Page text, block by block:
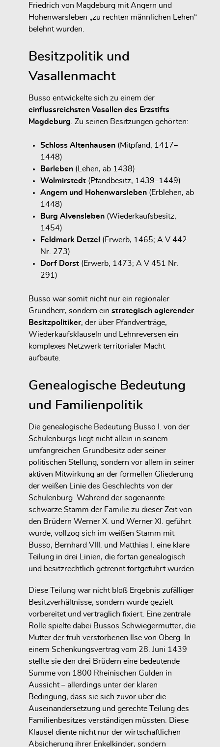
Friedrich von Magdeburg mitAngern und
Hohenwarsleben „zu rechten männlichen Lehen“
belehnt wurden.
Besitzpolitik und
Vasallenmacht
Busso entwickelte sich zu einem der
einflussreichsten Vasallen des Erzstifts
Magdeburg . Zu seinen Besitzungen gehörten:
Schloss Altenhausen (Mitpfand, 1417–
1448)
Barleben (Lehen, ab 1438)
Wolmirstedt (Pfandbesitz, 1439–1449)
Angern und Hohenwarsleben (Erblehen, ab
1448)
Burg Alvensleben (Wiederkaufsbesitz,
1454)
Feldmark Detzel
(Erwerb, 1465; A V 442
Nr. 273)
Dorf Dorst (Erwerb, 1473; A V 451 Nr.
291)
Busso war somit nicht nur ein regionaler
Grundherr, sondern ein strategisch agierender
Besitzpolitiker, der über Pfandverträge,
Wiederkaufsklauseln und Lehnreversen ein
komplexes Netzwerk territorialer Macht
aufbaute.
Genealogische Bedeutung
und Familienpolitik
Die genealogische Bedeutung Busso I. von der
Schulenburgs liegt nicht allein in seinem
umfangreichen Grundbesitz oder seiner
politischen Stellung, sondern vor allem in seiner
aktiven Mitwirkung an der formellen Gliederung
der weißen Linie des Geschlechts von der
Schulenburg. Während der sogenannte
schwarze Stamm der Familie zu dieser Zeit von
den Brüdern Werner X. und Werner XI.
geführt
wurde, vollzog sich im weißen Stamm mit
Busso, Bernhard VIII. und Matthias I.
eine klare
Teilung in drei Linien, die fortan genealogisch
und besitzrechtlich getrennt fortgeführt wurden.
Diese Teilung war nicht bloß Ergebnis zufälliger
Besitzverhältnisse, sondern wurde gezielt
vorbereitet und vertraglich fixiert. Eine zentrale
Rolle spielte dabei Bussos Schwiegermutter, die
Mutter der früh verstorbenen Ilse von Oberg. In
einem Schenkungsvertrag vom 28. Juni 1439
stellte sie den drei Brüdern eine bedeutende
Summe von 1800 Rheinischen Gulden in
Aussicht – allerdings unter der klaren
Bedingung, dass sie sich zuvor über die
Auseinandersetzung und gerechte Teilung des
Familienbesitzes verständigen müssten. Diese
Klausel diente nicht nur der wirtschaftlichen
Absicherung ihrer Enkelkinder, sondern